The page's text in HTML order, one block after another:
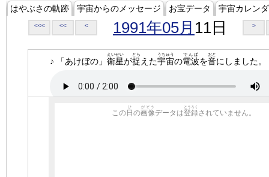
はやぶさの軌跡 宇宙からのメッセージ お宝データ 宇宙カレン
<<< << < 1991年05月 11日 >
♪ 「あけぼの」 衛星
えいせい
が捉
とら
えた宇宙
うちゅう
の電波
でんぱ
を音
おと
にしました。
この 日
ひ
の画像
がぞう
データは登録
とうろく
されていません。